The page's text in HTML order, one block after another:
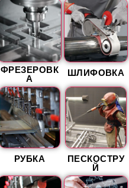
ФРЕЗЕРОВК
А ШЛИФОВКА
РУБКА ПЕСКОСТРУ
Й